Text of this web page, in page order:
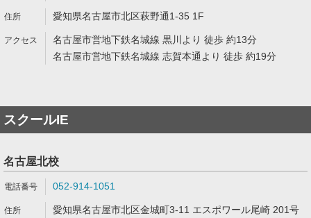
愛知県名古屋市北区萩野通1-35 1F
名古屋市営地下鉄名城線 黒川より 徒歩 約13分
名古屋市営地下鉄名城線 志賀本通より 徒歩 約19分
スクールIE
名古屋北校
052-914-1051
愛知県名古屋市北区金城町3-11 エスポワール尾崎 201号